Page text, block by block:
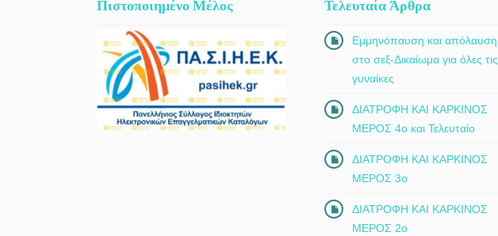
Πιστοποιημένο Μέλος Τελευταία Άρθρα
Εμμηνόπαυση και απόλαυση
στο σεξ-Δικαίωμα για όλες τις
γυναίκες
ΔΙΑΤΡΟΦΗ ΚΑΙ ΚΑΡΚΙΝΟΣ
ΜΕΡΟΣ 4ο και Τελευταίο
ΔΙΑΤΡΟΦΗ ΚΑΙ ΚΑΡΚΙΝΟΣ
ΜΕΡΟΣ 3ο
ΔΙΑΤΡΟΦΗ ΚΑΙ ΚΑΡΚΙΝΟΣ
ΜΕΡΟΣ 2ο